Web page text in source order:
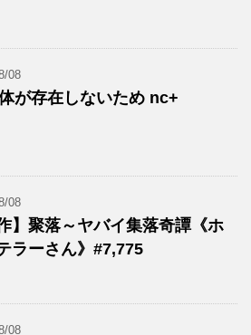
08
が存在しないため nc+
08
】聚落～ヤバイ集落奇譚《ホ
ラーさん》#7,775
08